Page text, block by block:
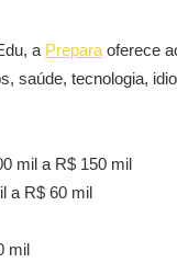
a Prepara oferece
saúde, tecnologia,
mil a R$ 150 mil
a R$ 60 mil
mil